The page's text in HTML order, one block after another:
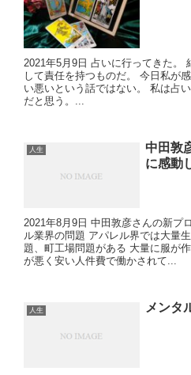
2021年5月9日 占いに行ってきた。
して責任を持つものだ。 今日私が
い悪いという話ではない。 私は占
だと思う。...
人生
中田敦
に感動
2021年8月9日 中田敦彦さんの新プ
ル業界の問題 アパレル界では大量
題、町工場問題がある 大量に服が
が悪く安い人件費で働かされて...
人生 メンタ